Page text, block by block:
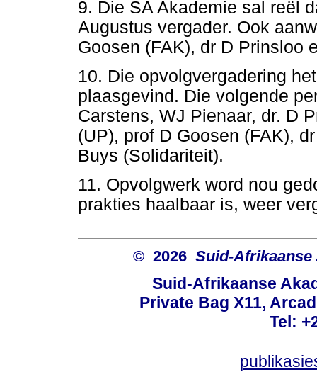
9. Die SA Akademie sal reël
Augustus vergader. Ook
Goosen (FAK), dr D Prinsloo
10. Die opvolgvergadering
plaasgevind. Die volgende
Carstens, WJ Pienaar, dr. D
(UP), prof D Goosen (FAK),
Buys (Solidariteit).
11. Opvolgwerk word nou
prakties haalbaar is, weer
© 2026 Suid-Afrikaanse
Suid-Afrikaanse
Private Bag X11,
Tel: